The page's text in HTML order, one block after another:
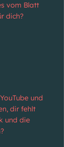
vom Blatt
dich?
und
dir fehlt
und die